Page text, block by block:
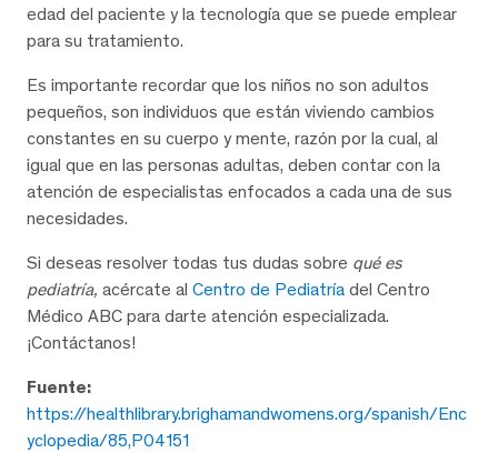
edad del paciente y la tecnología que se puede emplear
para su tratamiento.
Es importante recordar que los niños no son adultos
pequeños, son individuos que están viviendo cambios
constantes en su cuerpo y mente, razón por la cual, al
igual que en las personas adultas, deben contar con la
atención de especialistas enfocados a cada una de sus
necesidades.
Si deseas resolver todas tus dudas sobre qué es
pediatría, acércate al Centro de Pediatría del Centro
Médico ABC para darte atención especializada.
¡Contáctanos!
Fuente:
https://healthlibrary.brighamandwomens.org/spanish/Enc
yclopedia/85,P04151